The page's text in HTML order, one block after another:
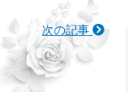
次の記事